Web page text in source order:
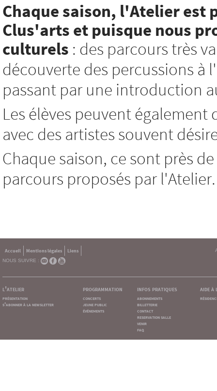
Chaque saison, l'Atelier
Clus'arts et puisque nous
culturels : des parcours très
découverte des percussions
passant par une introduction
Les élèves peuvent
avec des artistes souvent
Chaque saison, ce sont près
parcours proposés par l'Atelier.
Accueil Mentions légales
Liens
NOUS SUIVRE :
l'atelier
présentation
s'abonner à la newsletter
programmation
concerts
jeune public
événements
infos pratiques
abonnements
billetterie
contact
reservation salle
venir
faq
aide